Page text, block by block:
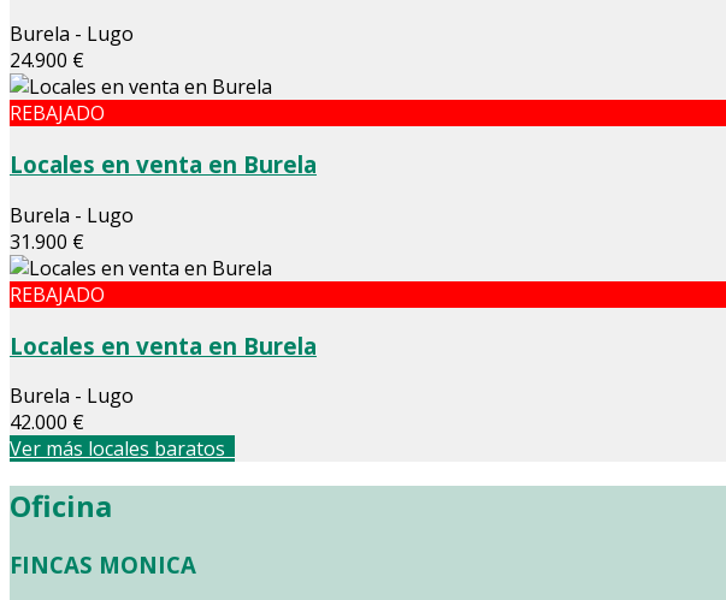
Burela - Lugo
24.900 €
REBAJADO
Locales en venta en Burela
Burela - Lugo
31.900 €
REBAJADO
Locales en venta en Burela
Burela - Lugo
42.000 €
Ver más locales baratos
Oficina
FINCAS MONICA